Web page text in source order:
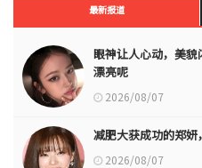
最新报道
眼神让人心动，美
漂亮呢
2026/08/07
减肥大获成功的郑妍
2026/08/07